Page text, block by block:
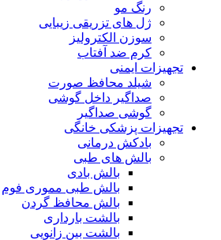
رنگ مو
ژل های تزریقی زیبایی
سوزن الکترولیز
کرم ضد آفتاب
تجهیزات ایمنی
شیلد محافظ صورت
صداگیر داخل گوشی
گوشی صداگیر
تجهیزات پزشکی خانگی
بادکش درمانی
بالش های طبی
بالش بادی
بالش طبی مموری فوم
بالش محافظ گردن
بالشت بارداری
بالشت بین زانویی